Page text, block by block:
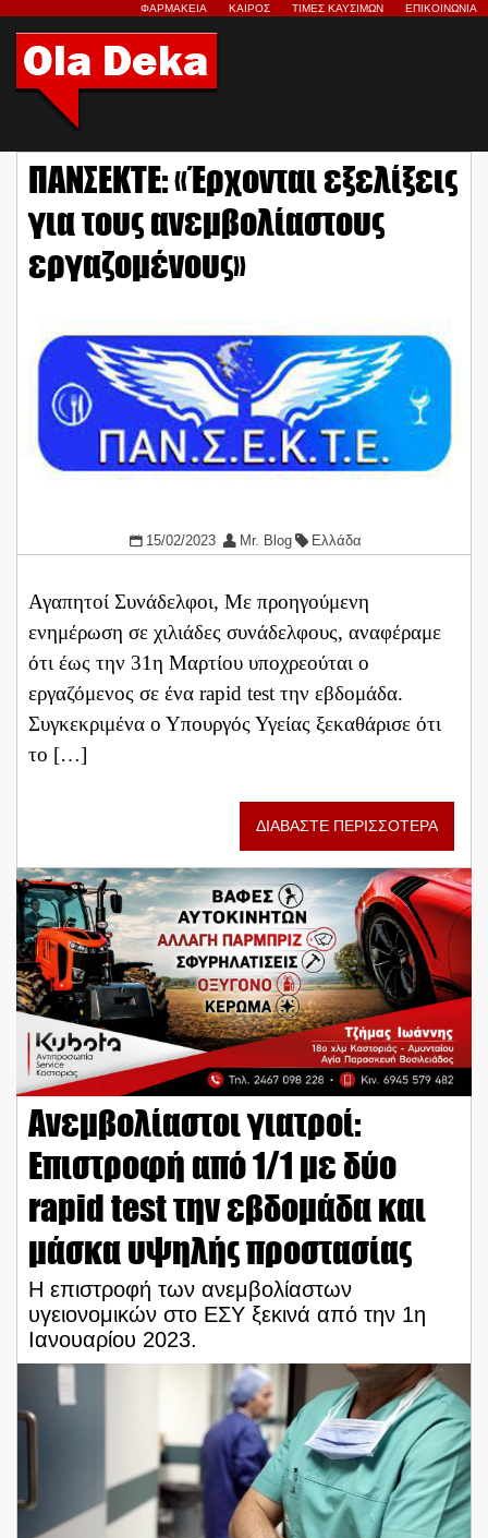
ΦΑΡΜΑΚΕΙΑ ΚΑΙΡΟΣ ΤΙΜΕΣ ΚΑΥΣΙΜΩΝ ΕΠΙΚΟΙΝΩΝΙΑ
ΠΑΝΣΕΚΤΕ: «Έρχονται εξελίξεις
για τους ανεμβολίαστους
εργαζομένους»
15/02/2023 Mr. Blog Ελλάδα
Αγαπητοί Συνάδελφοι, Με προηγούμενη
ενημέρωση σε χιλιάδες συνάδελφους, αναφέραμε
ότι έως την 31η Μαρτίου υποχρεούται ο
εργαζόμενος σε ένα rapid test την εβδομάδα.
Συγκεκριμένα ο Υπουργός Υγείας ξεκαθάρισε ότι
το […]
ΔΙΑΒΑΣΤΕ ΠΕΡΙΣΣΟΤΕΡΑ
Ανεμβολίαστοι γιατροί:
Επιστροφή από 1/1 με δύο
rapid test την εβδομάδα και
μάσκα υψηλής προστασίας
Η επιστροφή των ανεμβολίαστων
υγειονομικών στο ΕΣΥ ξεκινά από την 1η
Ιανουαρίου 2023.